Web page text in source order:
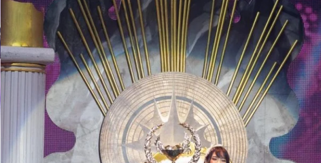
ภาพบรรยากาศภายในงานประกาศผล BNK48 6th Single Senbatsu General
Election
หลังจากที่แบไต๋ได้รายงานผลการเลือกตั้ง BNK48 6th Single Senbatsu General Election ไปแล้วเมื่อวัน
ก่อน (26 มกราคม 2562) วันนี้ นำภาพ และวีดีโอบรรยากาศภายในงานมาฝากกันครับ เริ่มงานประกาศผล
ด้วยการเปิดตัว พิธีกรน้าเน็ก เกตุเสพย์สวัสดิ์ ปาลกะวงศ์ ณ อยุธยา & น้องไบร์ท พิชญทัฬห์ จันทร์พุฒ ตาม
ติดด้วยเปิดตัวเมมเบอร์ทั้ง 51 คน ด้วยการร้องสด เพลง Shonichi วันแรก เนื้อหาของเพลงเข้ากับบรรยากาศ
มาก แล้วก็เข้าสู่ขั้นตอนการประกาศผลอย่างเป็นทางการ โดยเริ่มจากลำดับที่ 32 - ลำดับที่ 17 ประกาศเรียง
ตามลำดับ 4 คน ลำดับที่ 16 - ลำดับที่ 1 ประกาศ 1 คน ลุ้นกันนาทีต่อนาที เมมเบอร์ที่นั่งอยู่บนเวทีก็ลุ้น แฟน
คลับด้านล่างต่างก็ลุ้นเอาใจช่วย ไปชมภาพบรรยากาศกันครับ เพลง Shonichi วันแรก ในงาน BNK48 6th
Single Senbatsu…
Meechok Dechpokasup | 2747 days ago